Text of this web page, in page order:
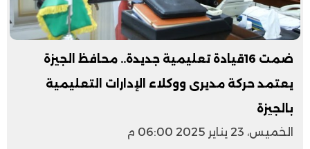
ضمت 16قيادة تعليمية جديدة.. محافظ الجيزة
يعتمد حركة مديرى ووكلاء الإدارات التعليمية
بالجيزة
الخميس، 23 يناير 2025 06:00 م